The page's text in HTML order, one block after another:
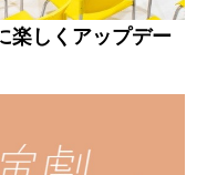
楽しくアップデー